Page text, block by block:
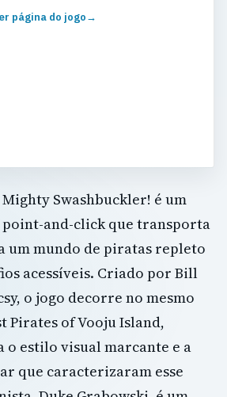
página do jogo→
Swashbuckler! é um
and-click que transporta
um mundo de piratas repleto
acessíveis. Criado por Bill
o jogo decorre no mesmo
Pirates of Vooju Island,
o estilo visual marcante e a
que caracterizaram esse